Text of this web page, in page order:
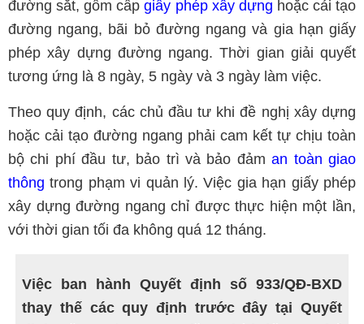
đường sắt, gồm cấpgiấy phép xây dựng hoặc cải tạo
đường ngang, bãi bỏ đường ngang và gia hạn giấy
phép xây dựng đường ngang. Thời gian giải quyết
tương ứng là 8 ngày, 5 ngày và 3 ngày làm việc.
Theo quy định, các chủ đầu tư khi đề nghị xây dựng
hoặc cải tạo đường ngang phải cam kết tự chịu toàn
bộ chi phí đầu tư, bảo trì và bảo đảman toàn giao
thông trong phạm vi quản lý. Việc gia hạn giấy phép
xây dựng đường ngang chỉ được thực hiện một lần,
với thời gian tối đa không quá 12 tháng.
Việc ban hành Quyết định số 933/QĐ-BXD
thay thế các quy định trước đây tại Quyết